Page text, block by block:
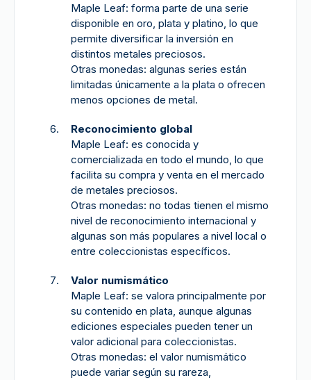
Maple Leaf: forma parte de una serie
disponible en oro, plata y platino, lo que
permite diversificar la inversión en
distintos metales preciosos.
Otras monedas: algunas series están
limitadas únicamente a la plata o ofrecen
menos opciones de metal.
Reconocimiento global
Maple Leaf: es conocida y
comercializada en todo el mundo, lo que
facilita su compra y venta en el mercado
de metales preciosos.
Otras monedas: no todas tienen el mismo
nivel de reconocimiento internacional y
algunas son más populares a nivel local o
entre coleccionistas específicos.
Valor numismático
Maple Leaf: se valora principalmente por
su contenido en plata, aunque algunas
ediciones especiales pueden tener un
valor adicional para coleccionistas.
Otras monedas: el valor numismático
puede variar según su rareza,